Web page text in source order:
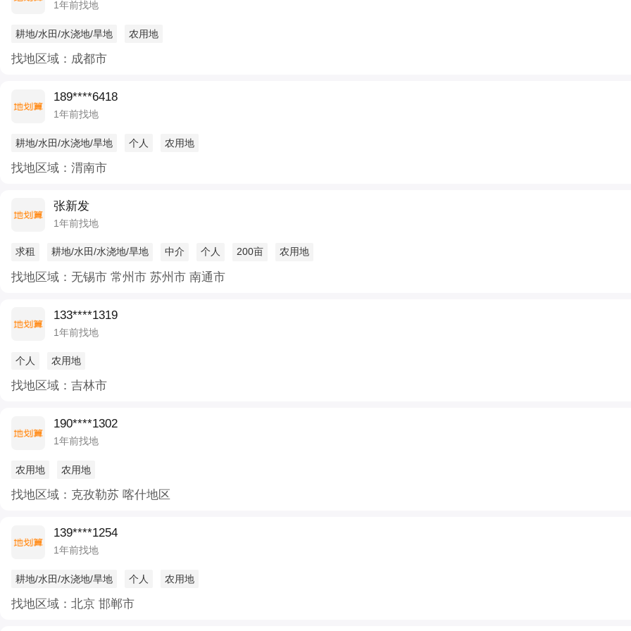
1年前找地
耕地/水田/水浇地/旱地 农用地
找地区域：成都市
189****6418
1年前找地
耕地/水田/水浇地/旱地 个人 农用地
找地区域：渭南市
张新发
1年前找地
求租 耕地/水田/水浇地/旱地 中介 个人 200亩 农用地
找地区域：无锡市 常州市 苏州市 南通市
133****1319
1年前找地
个人 农用地
找地区域：吉林市
190****1302
1年前找地
农用地 农用地
找地区域：克孜勒苏 喀什地区
139****1254
1年前找地
耕地/水田/水浇地/旱地 个人 农用地
找地区域：北京 邯郸市